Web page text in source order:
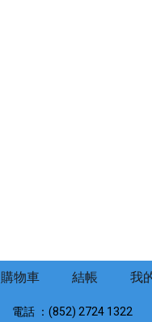
購物車 結帳 我
電話 ：(852) 2724 1322